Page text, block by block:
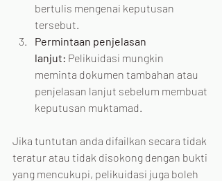
bertulis mengenai keputusan
tersebut.
Permintaan penjelasan
lanjut: Pelikuidasi mungkin
meminta dokumen tambahan atau
penjelasan lanjut sebelum membuat
keputusan muktamad.
Jika tuntutan anda difailkan secara tidak
teratur atau tidak disokong dengan bukti
yang mencukupi, pelikuidasi juga boleh